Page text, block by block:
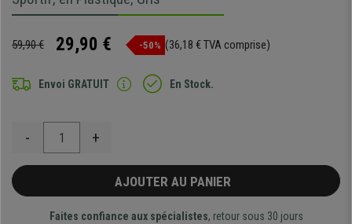
59,90 € 29,90 € -50% (36,18 € TVA comprise)
Envoi GRATUIT En Stock.
- +
AJOUTER AU PANIER
Faites confiance aux spécialistes, retour sous 30 jours